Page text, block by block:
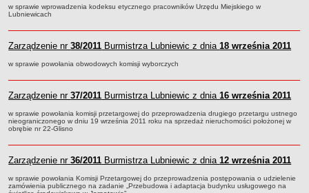
Apele
Zespół Szkolno-Przedszkolny
Zakład Gospodarki Komunalnej
MAJĄTEK I FINANSE
Majątek Gminy
Sprawozdania z wykonania budżetu - kwartalne
w sprawie wprowadzenia kodeksu etycznego pracowników Urzędu Miejskiego w
Lubniewicach
Zarządzenie nr38/2011 Burmistrza Lubniewic z dnia18 września 2011
w sprawie powołania obwodowych komisji wyborczych
Zarządzenie nr37/2011 Burmistrza Lubniewic z dnia16 września 2011
w sprawie powołania komisji przetargowej do przeprowadzenia drugiego przetargu ustnego
nieograniczonego w dniu 19 września 2011 roku na sprzedaż nieruchomości położonej w
obrębie nr 22-Glisno
Zarządzenie nr36/2011 Burmistrza Lubniewic z dnia12 września 2011
w sprawie powołania Komisji Przetargowej do przeprowadzenia postępowania o udzielenie
zamówienia publicznego na zadanie „Przebudowa i adaptacja budynku usługowego na